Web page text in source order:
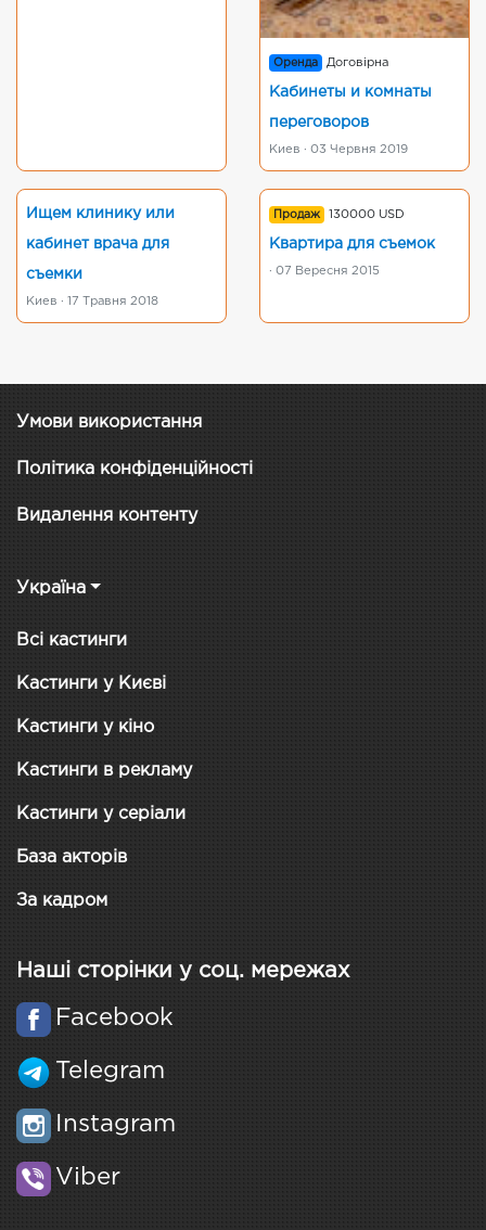
Оренда Договірна
Кабинеты и комнаты
переговоров
Киев · 03 Червня 2019
Ищем клинику или
кабинет врача для
съемки
Киев · 17 Травня 2018
Продаж 130000 USD
Квартира для съемок
· 07 Вересня 2015
Умови використання
Політика конфіденційності
Видалення контенту
Україна
Всі кастинги
Кастинги у Києві
Кастинги у кіно
Кастинги в рекламу
Кастинги у серіали
База акторів
За кадром
Наші сторінки у соц. мережах
Facebook
Telegram
Instagram
Viber